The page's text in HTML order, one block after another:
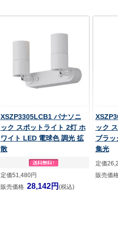
XSZP3305LCB1 パナソニ
ック スポットライト 2灯 ホ
ワイト LED 電球色 調光 拡
散
定価51,480円
販売価格 28,142円 (税込)
ック
ブラ
集光
定価
販売価